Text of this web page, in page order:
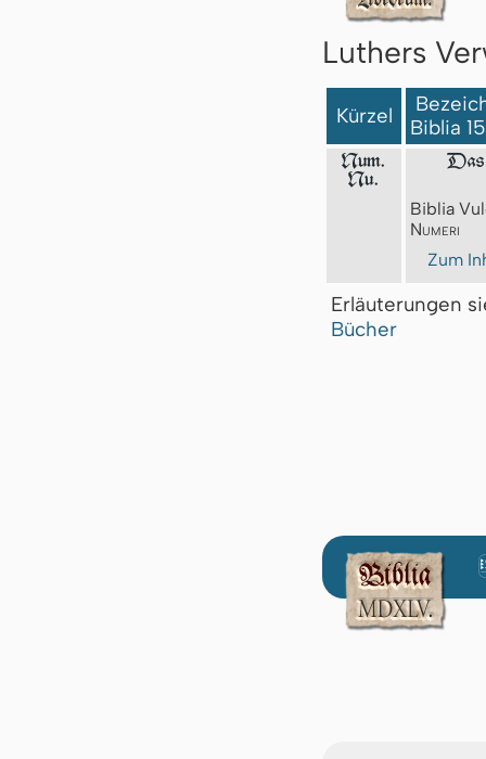
Luthers
Kürzel
Biblia
Num.
Nu.
Das
Biblia
Numeri
Zum
Erläuterungen
Bücher